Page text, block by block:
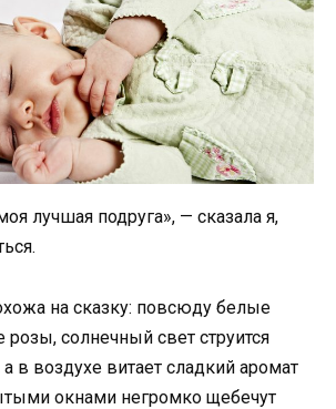
лучшая подруга», — сказала я,
на сказку: повсюду белые
солнечный свет струится
в воздухе витает сладкий аромат
окнами негромко щебечут